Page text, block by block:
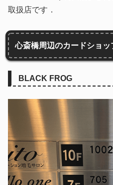
取扱店です．
心斎橋周辺のカードショッ
BLACK FROG